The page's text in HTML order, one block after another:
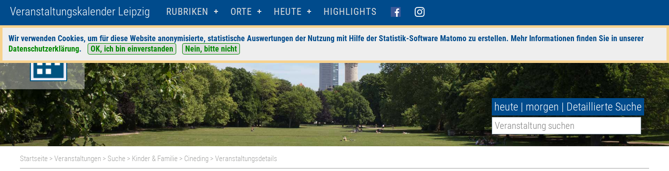
Veranstaltungskalender Leipzig RUBRIKEN ORTE HEUTE HIGHLIGHTS
Wir verwenden Cookies, um für diese Website anonymisierte, statistische Auswertungen der Nutzung mit Hilfe der Statistik-Software Matomo zu erstellen. Mehr Informationen finden Sie in unserer
Datenschutzerklärung. OK, ich bin einverstanden Nein, bitte nicht
heute | morgen | Detaillierte Suche
Startseite >Veranstaltungen > Suche > Kinder & Familie > Cineding > Veranstaltungsdetails